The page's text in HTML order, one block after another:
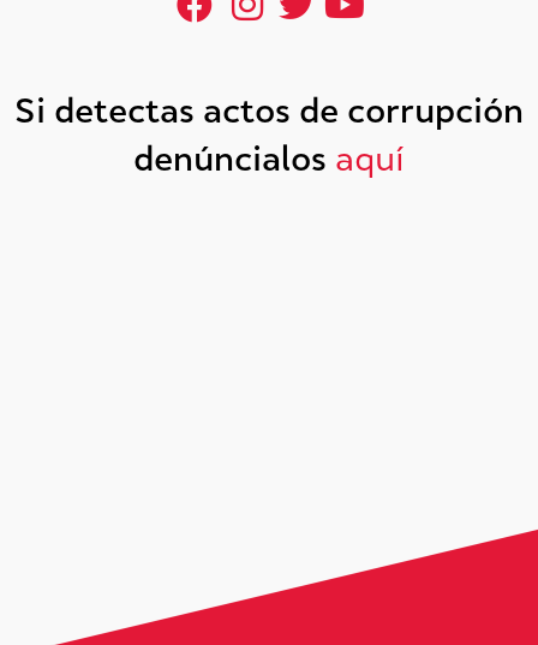
Si detectas actos de corrupción
denúncialos aquí